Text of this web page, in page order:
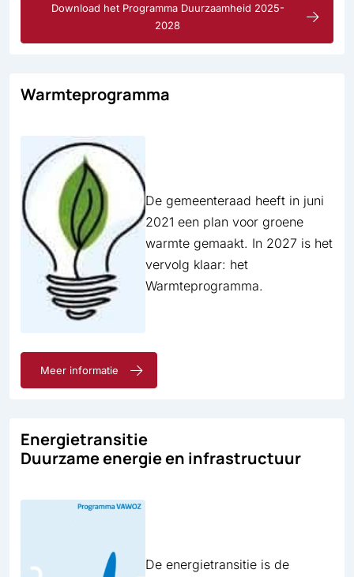
Download het Programma Duurzaamheid 2025-
2028
Warmteprogramma
De gemeenteraad heeft in juni
2021 een plan voor groene
warmte gemaakt. In 2027 is het
vervolg klaar: het
Warmteprogramma.
Meer informatie
Energietransitie
Duurzame energie en infrastructuur
De energietransitie is de